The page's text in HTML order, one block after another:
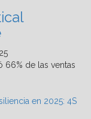
66% de las ventas
en 2025: 4S